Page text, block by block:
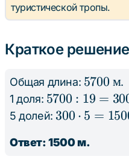
туристической тропы.
Краткое решение
Общая длина: 5700
\text{
м}
5700 м.
1 доля: 5700 :
19 =
\text{
5700 : 19 =
5 долей: 300
5 =
300 ⋅ 5 =
Ответ: 1500 м.